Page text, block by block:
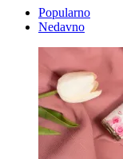
Popularno
Nedavno